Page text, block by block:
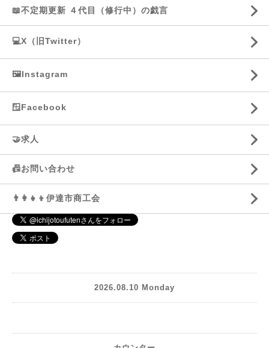
📖不定期更新 ４代目（修行中）の戯言
💻X（旧Twitter）
🖼️Instagram
🪟Facebook
🤝求人
📠お問い合わせ
👨‍👩‍👧‍👦伊達市商工会
2026.08.10 Monday